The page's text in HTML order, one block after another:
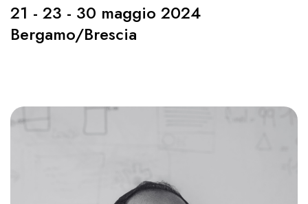
21 - 23 - 30 maggio 2024
Bergamo/Brescia